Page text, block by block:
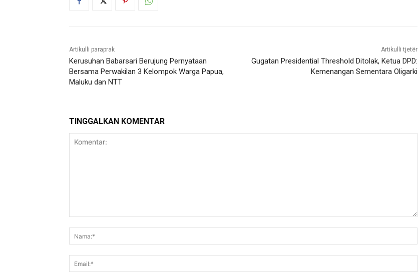
Artikulli paraprak
Kerusuhan Babarsari Berujung Pernyataan
Bersama Perwakilan 3 Kelompok Warga Papua,
Maluku dan NTT
Artikulli tjetër
Gugatan Presidential Threshold Ditolak, Ketua DPD:
Kemenangan Sementara Oligarki
TINGGALKAN KOMENTAR